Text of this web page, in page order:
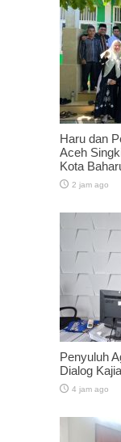
Haru dan
Aceh
Kota
2 jam ago
Penyuluh
Dialog
4 jam ago